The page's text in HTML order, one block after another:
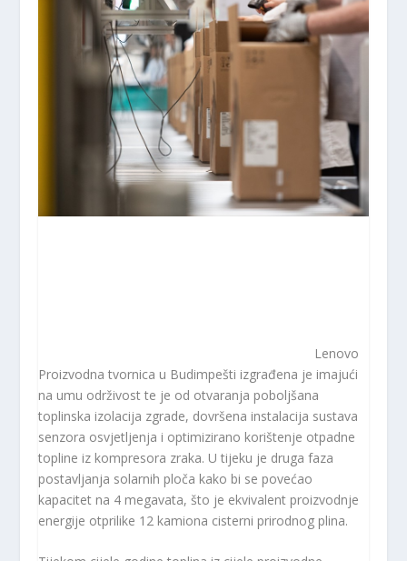
Lenovo
Proizvodna tvornica u Budimpešti izgrađena je imajući
na umu održivost te je od otvaranja poboljšana
toplinska izolacija zgrade, dovršena instalacija sustava
senzora osvjetljenja i optimizirano korištenje otpadne
topline iz kompresora zraka. U tijeku je druga faza
postavljanja solarnih ploča kako bi se povećao
kapacitet na 4 megavata, što je ekvivalent proizvodnje
energije otprilike 12 kamiona cisterni prirodnog plina.